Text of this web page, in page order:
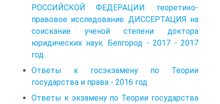
РОССИЙСКОЙ ФЕДЕРАЦИИ: теоретико-
правовое исследование. ДИССЕРТАЦИЯ на
соискание ученой степени доктора
юридических наук. Белгород - 2017 - 2017
год
Ответы к госэкзамену по Теории
государства и права - 2016 год
Ответы к экзамену по Теории государства